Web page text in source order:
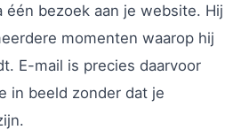
bezoek aan je website. Hij
momenten waarop hij
E-mail is precies daarvoor
in beeld zonder dat je